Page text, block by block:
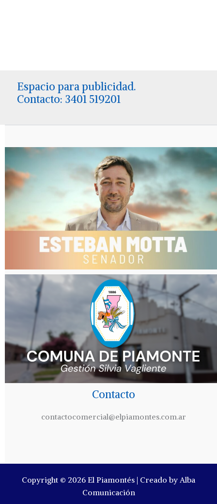
Espacio para publicidad.
Contacto: 3401 519201
Contacto
contactocomercial@elpiamontes.com.ar
Copyright © 2026 El Piamontés | Creado by Alba
Comunicación